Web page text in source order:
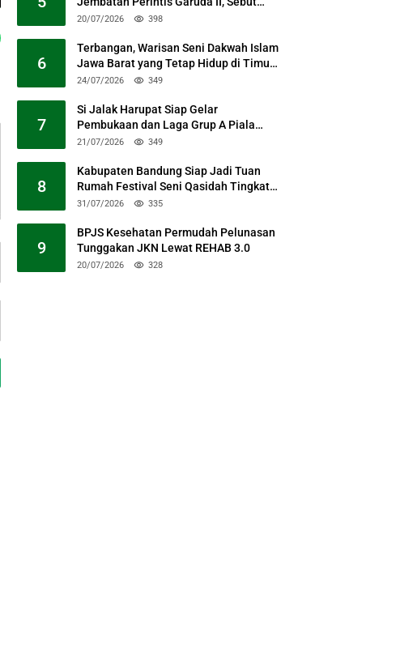
Simbol Kebersamaan TNI dan Rakyat
20/07/2026 398
6
Terbangan, Warisan Seni Dakwah Islam
Jawa Barat yang Tetap Hidup di Timur
Kabupaten Bandung
24/07/2026 349
7
Si Jalak Harupat Siap Gelar
Pembukaan dan Laga Grup A Piala
Presiden 2026 Sabtu Mendatang
21/07/2026 349
8
Kabupaten Bandung Siap Jadi Tuan
Rumah Festival Seni Qasidah Tingkat
Nasional
31/07/2026 335
9
BPJS Kesehatan Permudah Pelunasan
Tunggakan JKN Lewat REHAB 3.0
20/07/2026 328